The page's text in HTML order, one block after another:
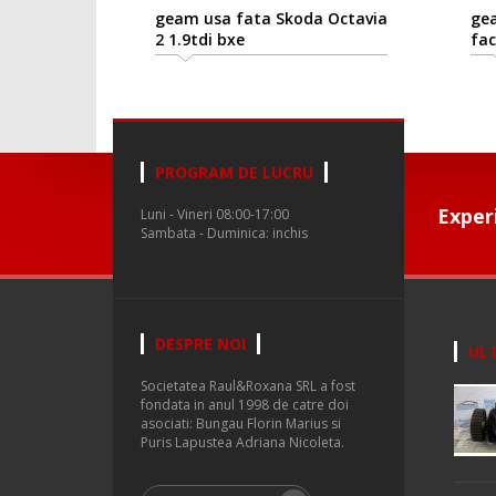
geam usa fata Skoda Octavia
2 1.9tdi bxe
PROGRAM DE LUCRU
Luni - Vineri 08:00-17:00
Sambata - Duminica: inchis
DESPRE NOI
Societatea Raul&Roxana SRL a fost
fondata in anul 1998 de catre doi
asociati: Bungau Florin Marius si
Puris Lapustea Adriana Nicoleta.